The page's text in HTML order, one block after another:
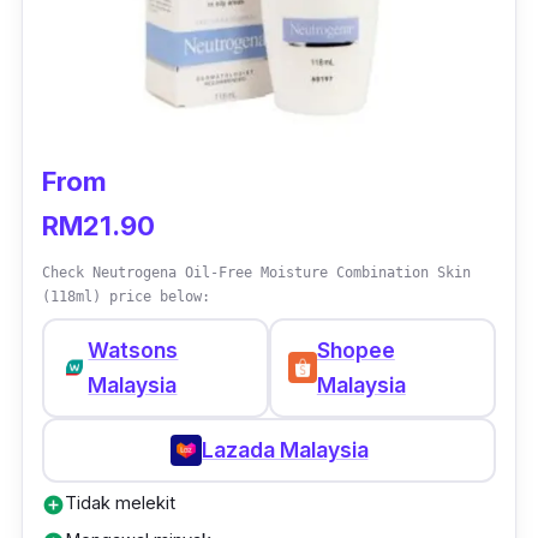
From
RM21.90
Check Neutrogena Oil-Free Moisture Combination Skin
(118ml) price below:
Watsons
Malaysia
Shopee
Malaysia
Lazada Malaysia
add_circleTidak melekit